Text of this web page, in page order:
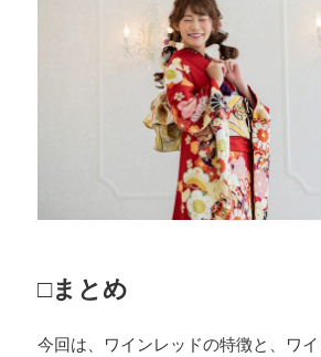
□まとめ
今回は、ワインレッドの特徴と、ワ